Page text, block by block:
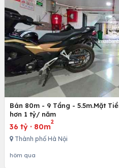
Bán 80m - 9 Tầng - 5.5m.Mặt
hơn 1 tỷ/ năm
36 tỷ · 80m
2
Thành phố Hà Nội
hôm qua